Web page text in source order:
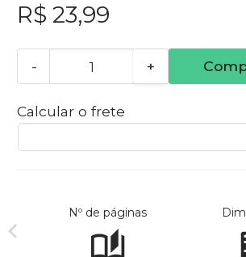
R$ 23,99
- +
Calcular o frete
Nº de páginas